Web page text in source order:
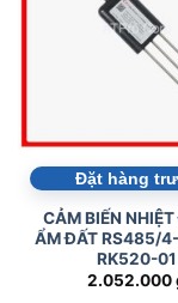
Đặt hàng
CẢM BIẾN
ẨM ĐẤT RS485/
RK520-01
2.052.000